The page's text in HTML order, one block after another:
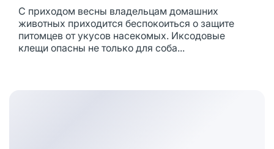
С приходом весны владельцам домашних
животных приходится беспокоиться о защите
питомцев от укусов насекомых. Иксодовые
клещи опасны не только для соба...